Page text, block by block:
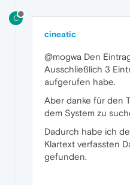
C
cineatic
@mogwa Den
Ausschließlich 3
aufgerufen habe.
Aber danke für den
dem System zu
Dadurch habe ich
Klartext verfassten
gefunden.